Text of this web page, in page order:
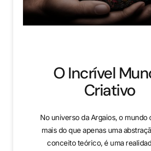
O Incrível
Criativo
No universo da Argaios, o mundo
mais do que apenas uma
conceito teórico, é uma